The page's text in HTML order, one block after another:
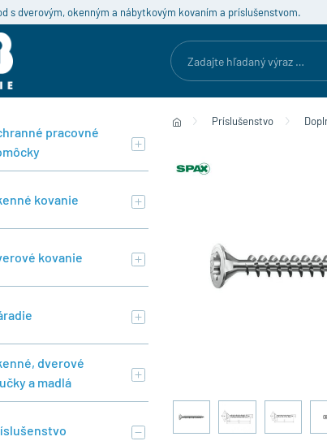
s dverovým, okenným a nábytkovým kovaním a príslušenstvom.
Príslušenstvo
pracovné
kovanie
kovanie
dverové
a madlá